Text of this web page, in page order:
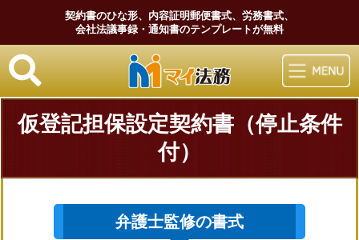
契約書のひな形、内容証明郵便書式、労務書式、
会社法議事録・通知書のテンプレートが無料
マイ法務
仮登記担保設定契約書（停止条件
付）
弁護士監修の書式